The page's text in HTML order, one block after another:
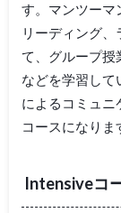
す。マンツーマ
リーディング
て、グループ授
などを学習して
によるコミュニ
コースになりま
Intensiveコ